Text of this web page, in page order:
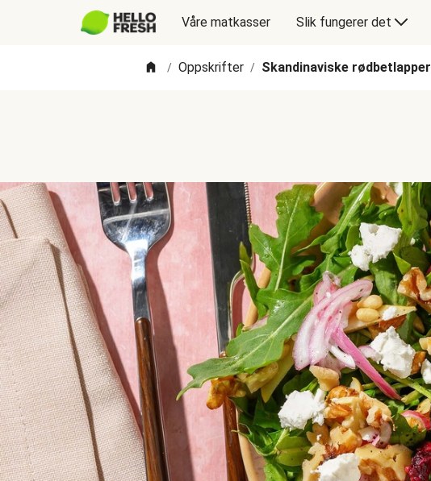
Våre matkasser Slik fungerer det
/ Oppskrifter / Skandinaviske rødbetlapper